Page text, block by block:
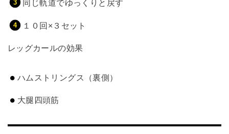
同じ軌道でゆっくりと戻す
１０回×３セット
レッグカールの効果
ハムストリングス（裏側）
大腿四頭筋